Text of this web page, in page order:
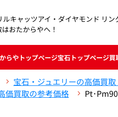
キャッツアイ・ダイヤモンド リン
おたからやへ！
らやトップページ宝石トップページ買
宝石・ジュエリーの高価買
価買取の参考価格
Pt･